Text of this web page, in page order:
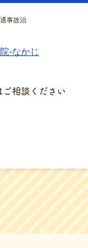
事故治
相談ください